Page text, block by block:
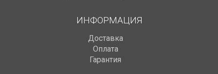
ИНФОРМАЦИЯ
Доставка
Оплата
Гарантия